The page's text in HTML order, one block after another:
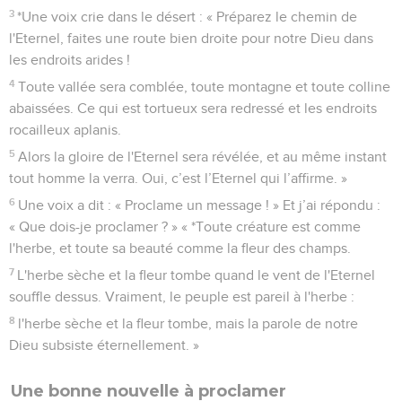
3 *Une voix crie dans le désert : « Préparez le chemin de
l'Eternel, faites une route bien droite pour notre Dieu dans
les endroits arides !
4 Toute vallée sera comblée, toute montagne et toute colline
abaissées. Ce qui est tortueux sera redressé et les endroits
rocailleux aplanis.
5 Alors la gloire de l'Eternel sera révélée, et au même instant
tout homme la verra. Oui, c’est l’Eternel qui l’affirme. »
6 Une voix a dit : « Proclame un message ! » Et j’ai répondu :
« Que dois-je proclamer ? » « *Toute créature est comme
l'herbe, et toute sa beauté comme la fleur des champs.
7 L'herbe sèche et la fleur tombe quand le vent de l'Eternel
souffle dessus. Vraiment, le peuple est pareil à l'herbe :
8 l'herbe sèche et la fleur tombe, mais la parole de notre
Dieu subsiste éternellement. »
Une bonne nouvelle à proclamer